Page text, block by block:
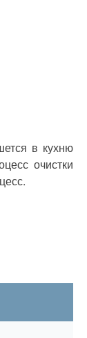
в кухню
очистки